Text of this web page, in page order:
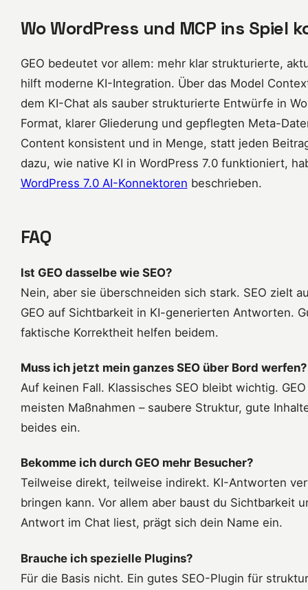
Wo WordPress und MCP ins Spiel
GEO bedeutet vor allem: mehr klar strukturierte,
hilft moderne KI-Integration. Über das Model
dem KI-Chat als sauber strukturierte Entwürfe in
Format, klarer Gliederung und gepflegten Meta-
Content konsistent und in Menge, statt jeden
dazu, wie native KI in WordPress 7.0 funktioniert,
WordPress 7.0 AI-Konnektoren beschrieben.
FAQ
Ist GEO dasselbe wie SEO?
Nein, aber sie überschneiden sich stark. SEO zielt
GEO auf Sichtbarkeit in KI-generierten Antworten.
faktische Korrektheit helfen beidem.
Muss ich jetzt mein ganzes SEO über Bord werfen?
Auf keinen Fall. Klassisches SEO bleibt wichtig.
meisten Maßnahmen – saubere Struktur, gute
beides ein.
Bekomme ich durch GEO mehr Besucher?
Teilweise direkt, teilweise indirekt. KI-Antworten
bringen kann. Vor allem aber baust du Sichtbarkeit
Antwort im Chat liest, prägt sich dein Name ein.
Brauche ich spezielle Plugins?
Für die Basis nicht. Ein gutes SEO-Plugin für